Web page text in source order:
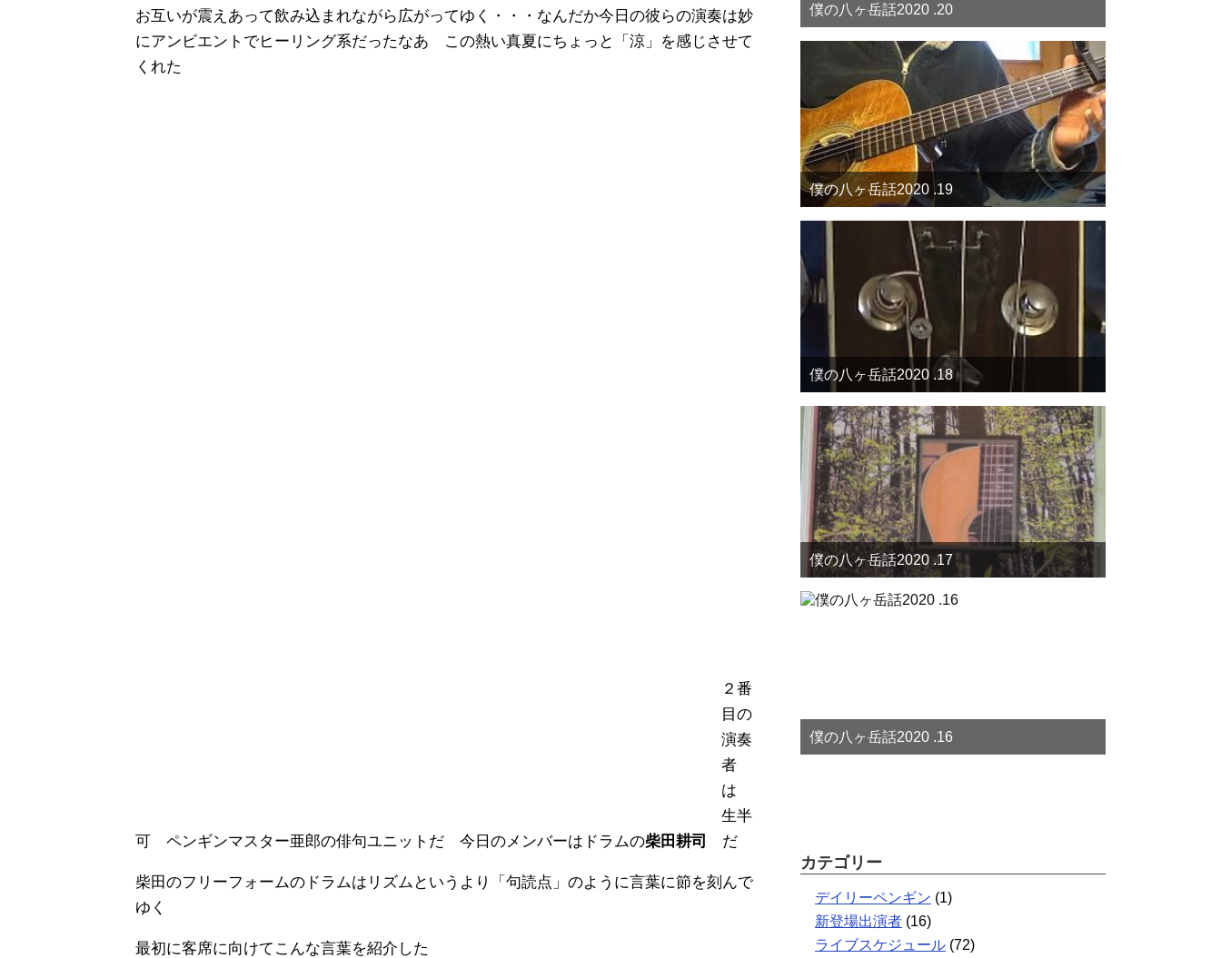
お互いが震えあって飲み込まれながら広がってゆく・・・なんだか今日の彼らの演奏は妙
にアンビエントでヒーリング系だったなあ この熱い真夏にちょっと「涼」を感じさせて
くれた
２番
目の
演奏
者
は
生半
可 ペンギンマスター亜郎の俳句ユニットだ 今日のメンバーはドラムの柴田耕司 だ
柴田のフリーフォームのドラムはリズムというより「句読点」のように言葉に節を刻んで
ゆく
最初に客席に向けてこんな言葉を紹介した
僕の八ヶ岳話2020 .20
僕の八ヶ岳話2020 .19
僕の八ヶ岳話2020 .18
僕の八ヶ岳話2020 .17
僕の八ヶ岳話2020 .16
カテゴリー
デイリーペンギン (1)
新登場出演者 (16)
ライブスケジュール (72)